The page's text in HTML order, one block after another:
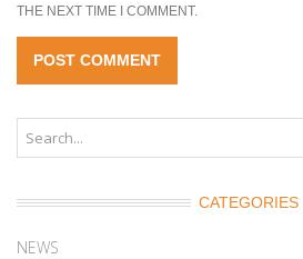
THE NEXT TIME I COMMENT.
CATEGORIES
NEWS